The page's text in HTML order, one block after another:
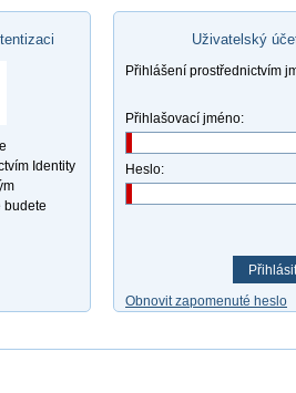
Identity
budete
Uživatelský
Přihlášení prostřednictvím
Přihlašovací jméno:
Heslo:
Obnovit zapomenuté heslo